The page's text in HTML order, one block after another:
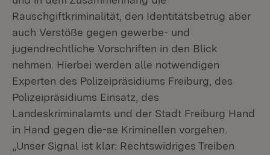
Rauschgiftkriminalität, den Identitätsbetrug aber
auch Verstöße gegen gewerbe- und
jugendrechtliche Vorschriften in den Blick
nehmen. Hierbei werden alle notwendigen
Experten des Polizeipräsidiums Freiburg, des
Polizeipräsidiums Einsatz, des
Landeskriminalamts und der Stadt Freiburg Hand
in Hand gegen die-se Kriminellen vorgehen.
„Unser Signal ist klar: Rechtswidriges Treiben